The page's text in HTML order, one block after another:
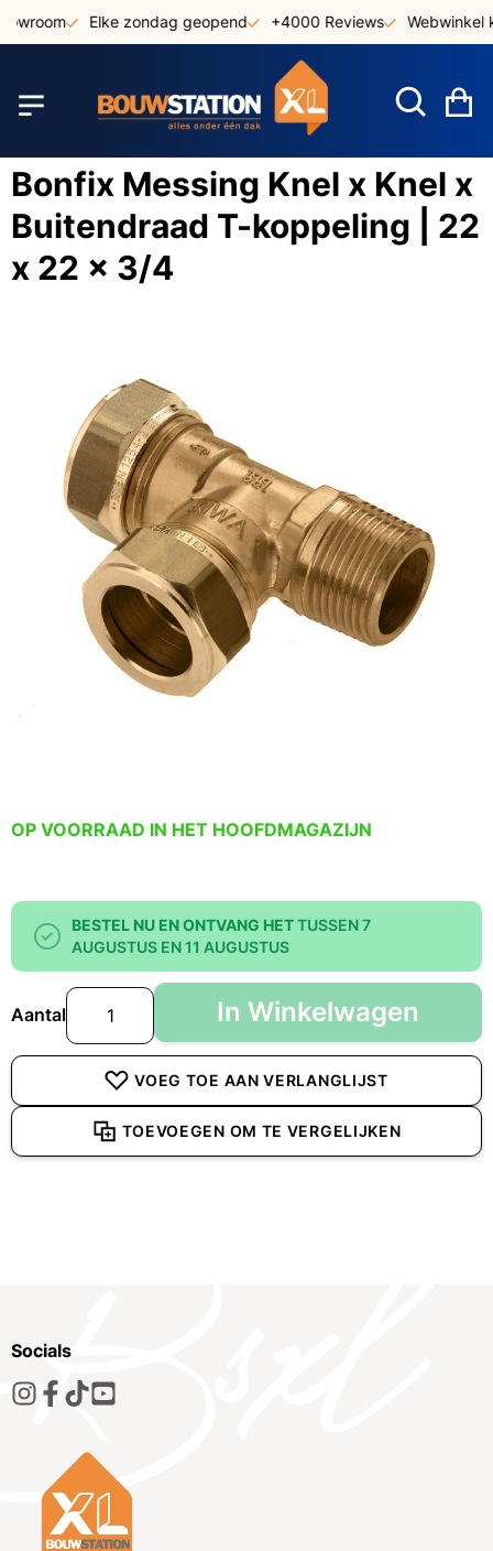
naar
Elke zondag geopend +4000 Reviews Webwinkel
Bonfix Messing Knel x Knel x
Buitendraad T-koppeling | 22
x 22 x 3/4
OP VOORRAAD IN HET HOOFDMAGAZIJN
BESTEL NU EN ONTVANG HETTUSSEN 7
AUGUSTUS EN 11 AUGUSTUS
Aantal In Winkelwagen
VOEG TOE AAN VERLANGLIJST
TOEVOEGEN OM TE VERGELIJKEN
Socials